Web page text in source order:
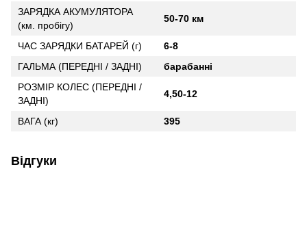
ЗАРЯДКА АКУМУЛЯТОРА
(км. пробігу)
50-70 км
ЧАС ЗАРЯДКИ БАТАРЕЙ (г)
6-8
ГАЛЬМА (ПЕРЕДНІ / ЗАДНІ)
барабанні
РОЗМІР КОЛЕС (ПЕРЕДНІ /
ЗАДНІ)
4,50-12
ВАГА (кг) 395
Відгуки